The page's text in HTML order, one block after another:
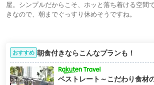
屋。シンプルだからこそ、ホッと落ち着ける空間
きなので、朝までぐっすり休めそうですね。
おすすめ 朝食付きならこんなプランも！
ベストレート～こだわり食材